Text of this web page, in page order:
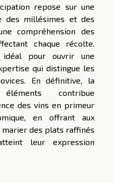
repose sur une
des millésimes et des
compréhension des
chaque récolte.
pour ouvrir une
qui distingue les
En définitive, la
contribue
des vins en primeur
en offrant aux
marier des plats raffinés
leur expression